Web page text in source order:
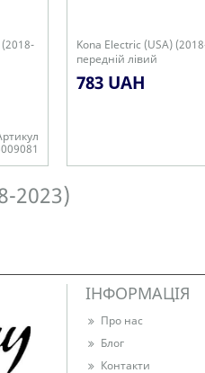
Kona Electric (USA)
передній лівий
783 UAH
2023)
ІНФОРМАЦІЯ
Про нас
Блог
Контакти